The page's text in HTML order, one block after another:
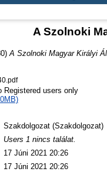
A Szolnoki
A Szolnoki Magyar Királyi
Registered users only
Szakdolgozat (Szakdolgozat)
Users 1 nincs találat.
17 Júni 2021 20:26
17 Júni 2021 20:26